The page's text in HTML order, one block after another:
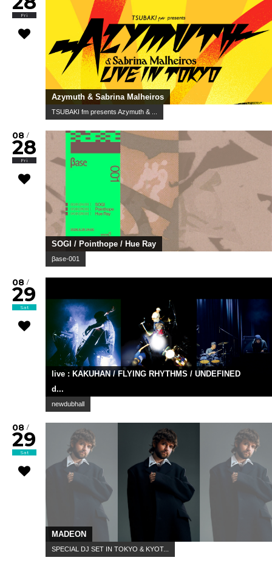
Fri
Azymuth & Sabrina Malheiros
TSUBAKI fm presents Azymuth & ...
08 /
28
Fri
SOGI / Pointhope / Hue Ray
βase-001
08 /
29
Sat
live : KAKUHAN / FLYING RHYTHMS / UNDEFINED
d...
newdubhall
08 /
29
Sat
MADEON
SPECIAL DJ SET IN TOKYO & KYOT...